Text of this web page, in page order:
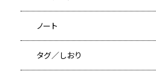
ノート
タグ／しおり